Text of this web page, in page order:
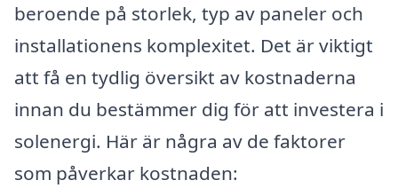
beroende på storlek, typ av paneler och
installationens komplexitet. Det är viktigt
att få en tydlig översikt av kostnaderna
innan du bestämmer dig för att investera i
solenergi. Här är några av de faktorer
som påverkar kostnaden: